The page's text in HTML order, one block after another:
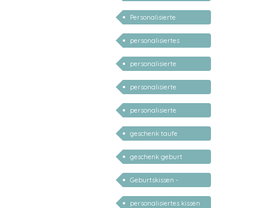
Geschenke für Kinder
Personalisierte
Geschenke Geburt
Taufe
personalisiertes
Babygeschenk Junge
personalisierte
Geschenke Kind 1 Jahr
personalisierte
Geschenke Kind 2 Jahr
personalisierte
Geschenke Kind 3 Jahr
geschenk taufe
personalisiert
geschenk geburt
personalisiert
Geburtskissen -
Babykissen mit Name
personalisiertes kissen